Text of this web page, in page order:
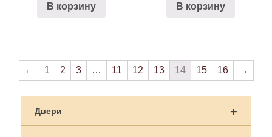
+
Двери
В корзину В корзину
← 1 2 3 … 11 12 13 14 15 16 →